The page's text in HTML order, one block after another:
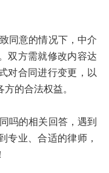
意的情况下，中介
双方需就修改内容达
对合同进行变更，以
的合法权益。
的相关回答，遇到
专业、合适的律师，